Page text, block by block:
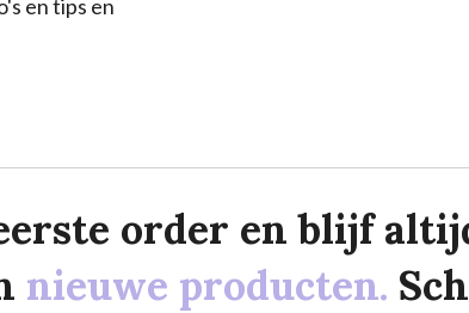
en tips en
order en blijf
nieuwe producten.